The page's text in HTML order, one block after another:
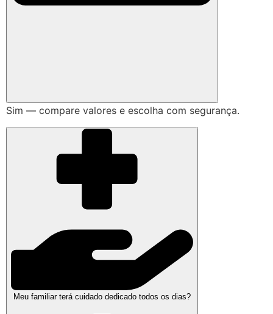
Sim — compare valores e escolha com segurança.
Meu familiar terá cuidado dedicado todos os dias?